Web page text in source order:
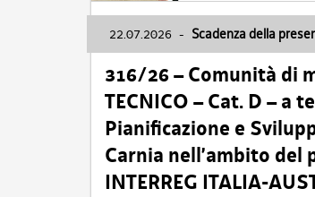
22.07.2026 - Scadenza della
316/26 – Comunità di
TECNICO – Cat. D – a
Pianificazione e
Carnia nell’ambito del
INTERREG ITALIA-